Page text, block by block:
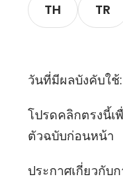
TH TR
วันที่มีผลบังคับใช้
โปรดคลิกตรงนี้เ
ตัวฉบับก่อนหน้า
ประกาศเกี่ยวกับ